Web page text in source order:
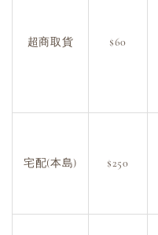
超商取貨 $60
宅配(本島) $250